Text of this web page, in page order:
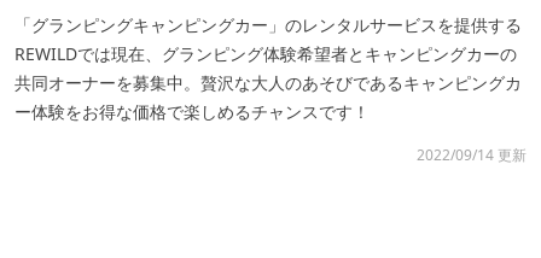
「グランピングキャンピングカー」のレンタルサービスを提供する
REWILDでは現在、グランピング体験希望者とキャンピングカーの
共同オーナーを募集中。贅沢な大人のあそびであるキャンピングカ
ー体験をお得な価格で楽しめるチャンスです！
2022/09/14 更新